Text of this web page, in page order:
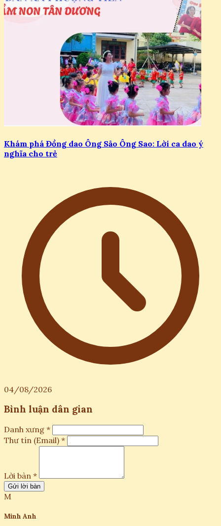
Khám phá Đồng dao Ông Sảo Ông Sao: Lời ca dao ý
nghĩa cho trẻ
04/08/2026
Bình luận dân gian
Danh xưng *
Thư tín (Email) *
Lời bàn *
Gửi lời bàn
M
Minh Anh